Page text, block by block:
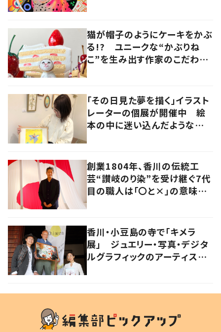
猫が帽子のようにケーキをかぶ
る!? ユニークな“かぶりね
こ”を生み出す作家のこだわり
「その日見た夢を描く」イラスト
レーターの個展が開催中 絵
本の中に迷い込んだような想
創業1804年、香川の伝統工
芸“讃岐のり染”を受け継ぐ7代
目の職人は「〇と×」の意味を
香川・小豆島の寺で「キメラ
展」 ジュエリー・写真・デジタ
ルグラフィックのアーティスト